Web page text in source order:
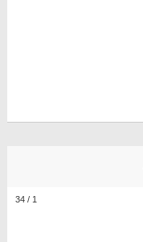
1
/
34